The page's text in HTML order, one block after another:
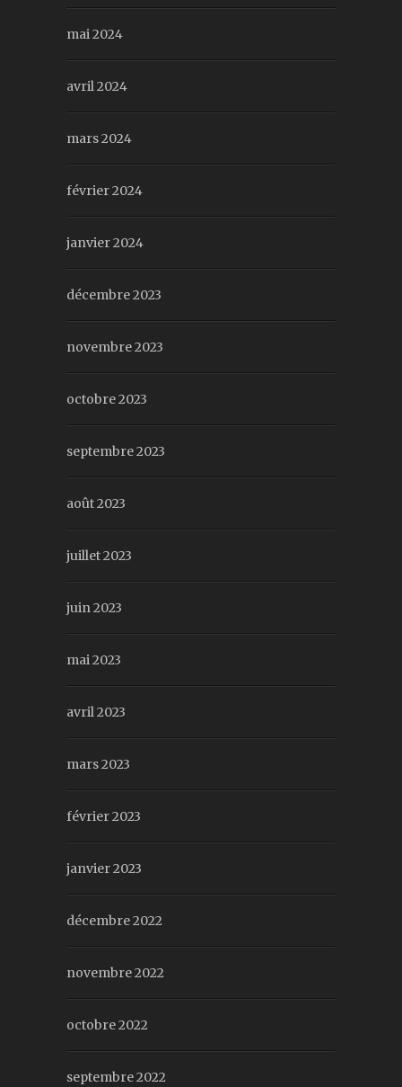
mai 2024
avril 2024
mars 2024
février 2024
janvier 2024
décembre 2023
novembre 2023
octobre 2023
septembre 2023
août 2023
juillet 2023
juin 2023
mai 2023
avril 2023
mars 2023
février 2023
janvier 2023
décembre 2022
novembre 2022
octobre 2022
septembre 2022